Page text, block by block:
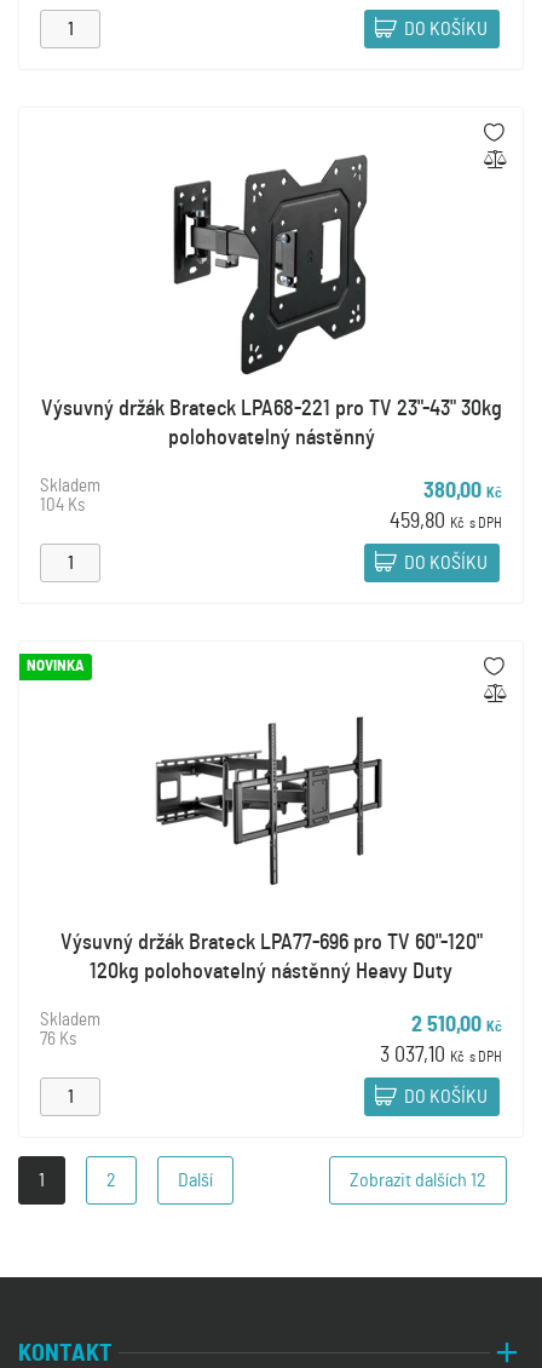
DO KOŠÍKU
Výsuvný držák Brateck LPA68-221 pro TV 23"-43" 30kg
polohovatelný nástěnný
Skladem
104 Ks
380,00 Kč
459,80 Kč s DPH
DO KOŠÍKU
NOVINKA
Výsuvný držák Brateck LPA77-696 pro TV 60"-120"
120kg polohovatelný nástěnný Heavy Duty
Skladem
76 Ks
2 510,00 Kč
3 037,10 Kč s DPH
DO KOŠÍKU
1 2 Další Zobrazit dalších 12
KONTAKT